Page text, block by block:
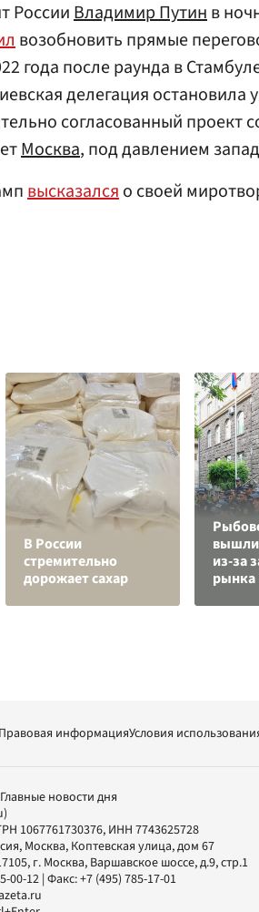
РоссииВладимир Путинв
возобновить прямые
года после раунда в
делегация остановила
согласованный проект
Москва, под давлением
высказалсяо своей
В России
стремительно
дорожает сахар
вышли
из-за
рынка
Правовая информацияУсловия
новости дня
1067761730376, ИНН 7743625728
Москва, Коптевская улица, дом 67
, г. Москва, Варшавское шоссе, д.9, стр.1
00-12 | Факс:+7 (495) 785-17-01